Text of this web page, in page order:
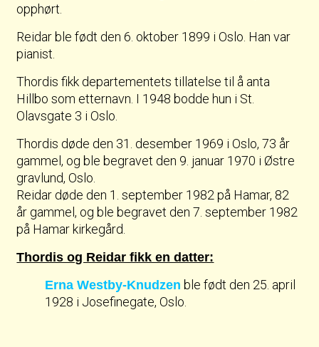
opphørt.
Reidar ble født den 6. oktober 1899 i Oslo. Han var
pianist.
Thordis fikk departementets tillatelse til å anta
Hillbo som etternavn. I 1948 bodde hun i St.
Olavsgate 3 i Oslo.
Thordis døde den 31. desember 1969 i Oslo, 73 år
gammel, og ble begravet den 9. januar 1970 i Østre
gravlund, Oslo.
Reidar døde den 1. september 1982 på Hamar, 82
år gammel, og ble begravet den 7. september 1982
på Hamar kirkegård.
Thordis og Reidar fikk en datter:
Erna Westby-Knudzen ble født den 25. april
1928 i Josefinegate, Oslo.